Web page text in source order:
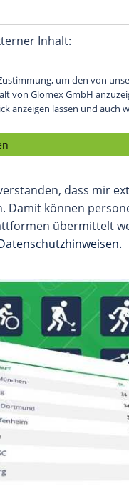
Inhalt:
um den von
von Glomex GmbH
anzeigen lassen und auch
dass mir
Damit können
übermittelt